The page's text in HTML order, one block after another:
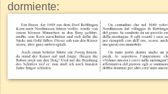
dormiente: